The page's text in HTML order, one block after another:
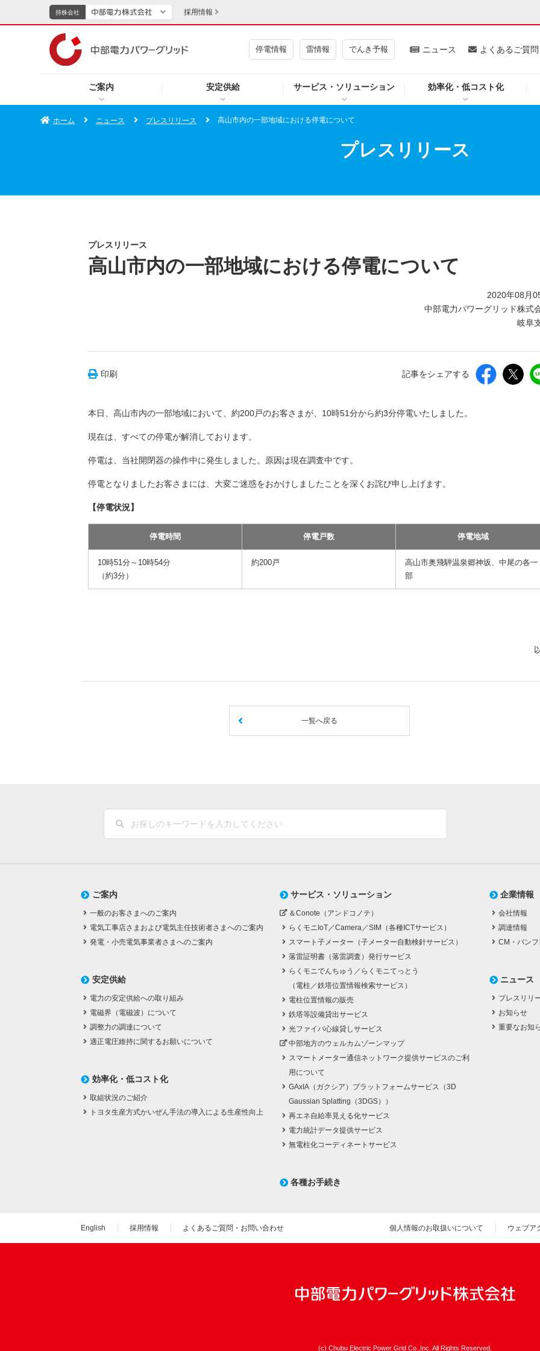
ご案内 安定供給 サービス・ソリューション 効率化・低コスト化
停電情報 雷情報 でんき予報 ニュース よくあるご質
持株会社
持株会社
TOPページへ エネルギー・原子力 CSR・環境・社会貢献
企業情報
採用情報
ホーム ニュース プレスリリース 高山市内の一部地域における停電について
プレスリリース
プレスリリース
高山市内の一部地域における停電について
2020年08月
中部電力パワーグリッド株式
岐阜
印刷 記事をシェアする
本日、高山市内の一部地域において、約200戸のお客さまが、10時51分から約3分停電いたしました。
現在は、すべての停電が解消しております。
停電は、当社開閉器の操作中に発生しました。原因は現在調査中です。
停電となりましたお客さまには、大変ご迷惑をおかけしましたことを深くお詫び申し上げます。
【停電状況】
停電時間 停電戸数 停電地域
10時51分～10時54分
（約3分）
約200戸
高山市奥飛騨温泉郷神坂、中尾の各一
部
一覧へ戻る
ご案内
一般のお客さまへのご案内
電気工事店さまおよび電気主任技術者さまへのご案内
発電・小売電気事業者さまへのご案内
安定供給
電力の安定供給への取り組み
電磁界（電磁波）について
調整力の調達について
適正電圧維持に関するお願いについて
効率化・低コスト化
取組状況のご紹介
トヨタ生産方式かいぜん手法の導入による生産性向上
サービス・ソリューション
＆Conote（アンドコノテ）
らくモニIoT／Camera／SIM（各種ICTサービス）
スマート子メーター（子メーター自動検針サービス）
落雷証明書（落雷調査）発行サービス
らくモニでんちゅう／らくモニてっとう
（電柱／鉄塔位置情報検索サービス）
電柱位置情報の販売
鉄塔等設備貸出サービス
光ファイバ心線貸しサービス
中部地方のウェルカムゾーンマップ
スマートメーター通信ネットワーク提供サービスのご利
用について
GAxIA（ガクシア）プラットフォームサービス（3D
Gaussian Splatting（3DGS））
再エネ自給率見える化サービス
電力統計データ提供サービス
無電柱化コーディネートサービス
各種お手続き
企業情報
会社情報
調達情報
CM・パン
ニュース
プレスリリ
お知らせ
重要なお知
English 採用情報 よくあるご質問・お問い合わせ 個人情報のお取扱いについて ウェブア
(c) Chubu Electric Power Grid Co.,Inc. All Rights Reserved.